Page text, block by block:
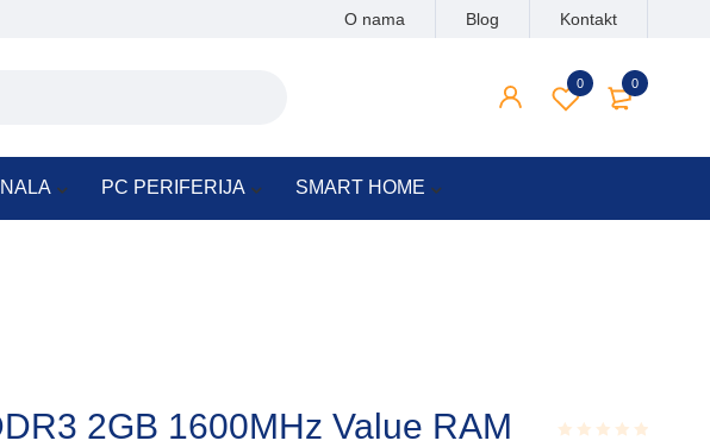
O nama Blog Kontakt
0
0
PC PERIFERIJA SMART HOME
2GB 1600MHz Value RAM